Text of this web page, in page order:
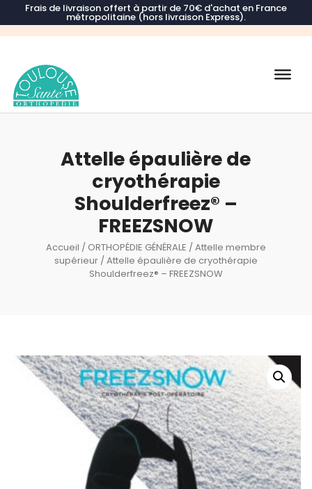
Frais de livraison offert à partir de 70€ d'achat en France
métropolitaine (hors livraison Express).
Recherche
Attelle épaulière de
cryothérapie
Shoulderfreez® –
FREEZSNOW
Accueil / ORTHOPÉDIE GÉNÉRALE /Attelle membre
supérieur/ Attelle épaulière de cryothérapie
Shoulderfreez® – FREEZSNOW